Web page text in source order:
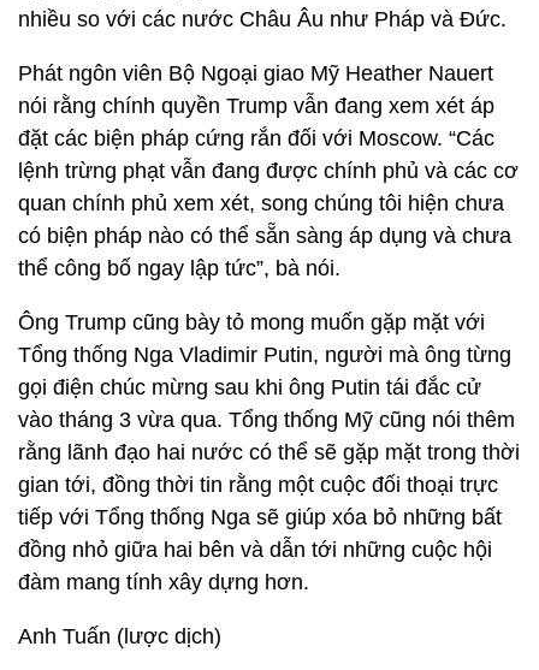
nhiều so với các nước Châu Âu như Pháp và Đức.
Phát ngôn viên Bộ Ngoại giao Mỹ Heather Nauert
nói rằng chính quyền Trump vẫn đang xem xét áp
đặt các biện pháp cứng rắn đối với Moscow. “Các
lệnh trừng phạt vẫn đang được chính phủ và các cơ
quan chính phủ xem xét, song chúng tôi hiện chưa
có biện pháp nào có thể sẵn sàng áp dụng và chưa
thể công bố ngay lập tức”, bà nói.
Ông Trump cũng bày tỏ mong muốn gặp mặt với
Tổng thống Nga Vladimir Putin, người mà ông từng
gọi điện chúc mừng sau khi ông Putin tái đắc cử
vào tháng 3 vừa qua. Tổng thống Mỹ cũng nói thêm
rằng lãnh đạo hai nước có thể sẽ gặp mặt trong thời
gian tới, đồng thời tin rằng một cuộc đối thoại trực
tiếp với Tổng thống Nga sẽ giúp xóa bỏ những bất
đồng nhỏ giữa hai bên và dẫn tới những cuộc hội
đàm mang tính xây dựng hơn.
Anh Tuấn (lược dịch)